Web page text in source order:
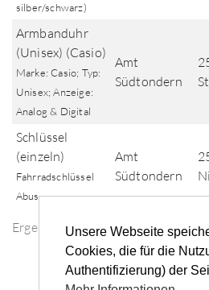
Unsere Webseite
Cookies, die für die
Authentifizierung) der
Ergebnisse der Fundsuche
silber/schwarz)
Armbanduhr
(Unisex) (Casio)
Marke: Casio; Typ:
Unisex; Anzeige:
Analog & Digital
Amt
Südtondern
Schlüssel
(einzeln)
Fahrradschlüssel
Abus
Amt
Südtondern
« ‹ 1 2 3